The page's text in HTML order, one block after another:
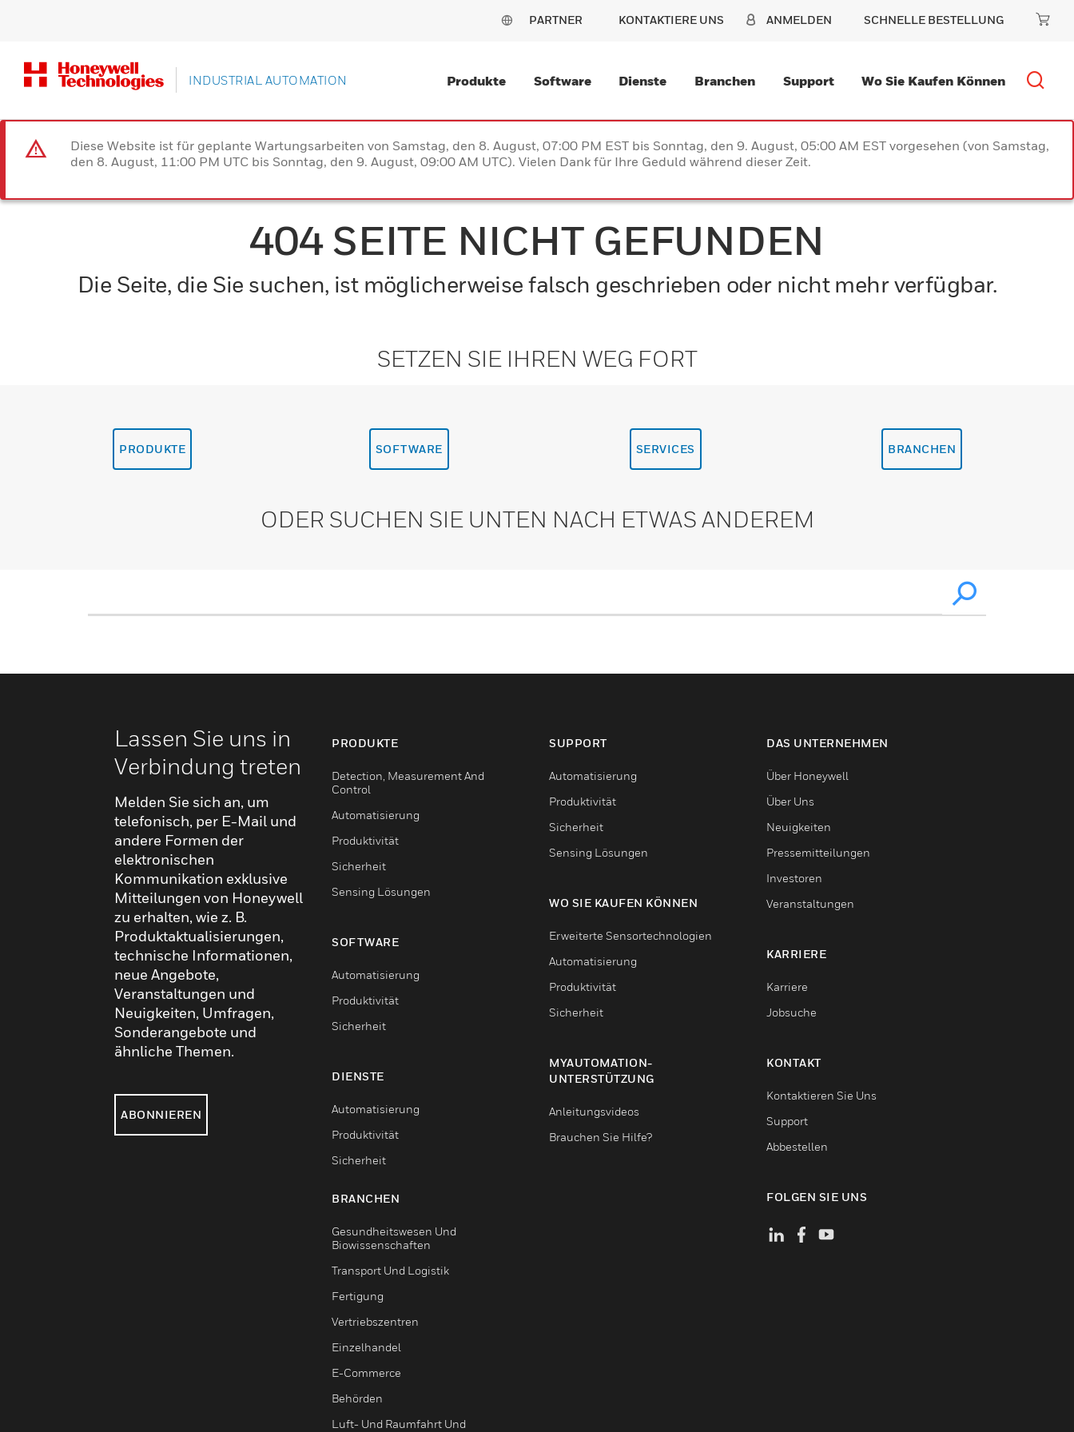
PARTNER KONTAKTIERE UNS ANMELDEN SCHNELLE BESTELLUNG
INDUSTRIAL AUTOMATION Produkte Software Dienste Branchen Support Wo Sie Kaufen Können
Diese Website ist für geplante Wartungsarbeiten von Samstag, den 8. August, 07:00 PM EST bis Sonntag, den 9. August, 05:00 AM EST vorgesehen (von Samstag,
den 8. August, 11:00 PM UTC bis Sonntag, den 9. August, 09:00 AM UTC). Vielen Dank für Ihre Geduld während dieser Zeit.
404 SEITE NICHT GEFUNDEN
Die Seite, die Sie suchen, ist möglicherweise falsch geschrieben oder nicht mehr verfügbar.
SETZEN SIE IHREN WEG FORT
PRODUKTE SOFTWARE SERVICES BRANCHEN
ODER SUCHEN SIE UNTEN NACH ETWAS ANDEREM
Lassen Sie uns in
Verbindung treten
Melden Sie sich an, um
telefonisch, per E-Mail und
andere Formen der
elektronischen
Kommunikation exklusive
Mitteilungen von Honeywell
zu erhalten, wie z. B.
Produktaktualisierungen,
technische Informationen,
neue Angebote,
Veranstaltungen und
Neuigkeiten, Umfragen,
Sonderangebote und
ähnliche Themen.
ABONNIEREN
PRODUKTE
Detection, Measurement And
Control
Automatisierung
Produktivität
Sicherheit
Sensing Lösungen
SOFTWARE
Automatisierung
Produktivität
Sicherheit
DIENSTE
Automatisierung
Produktivität
Sicherheit
BRANCHEN
Gesundheitswesen Und
Biowissenschaften
Transport Und Logistik
Fertigung
Vertriebszentren
Einzelhandel
E-Commerce
Behörden
Luft- Und Raumfahrt Und
SUPPORT
Automatisierung
Produktivität
Sicherheit
Sensing Lösungen
WO SIE KAUFEN KÖNNEN
Erweiterte Sensortechnologien
Automatisierung
Produktivität
Sicherheit
MYAUTOMATION-
UNTERSTÜTZUNG
Anleitungsvideos
Brauchen Sie Hilfe?
DAS UNTERNEHMEN
Über Honeywell
Über Uns
Neuigkeiten
Pressemitteilungen
Investoren
Veranstaltungen
KARRIERE
Karriere
Jobsuche
KONTAKT
Kontaktieren Sie Uns
Support
Abbestellen
FOLGEN SIE UNS